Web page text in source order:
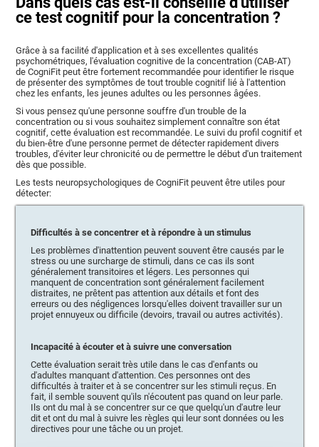
ce test cognitif pour la concentration ?
Grâce à sa facilité d'application et à ses excellentes qualités
psychométriques, l'évaluation cognitive de la concentration (CAB-AT)
de CogniFit peut être fortement recommandée pour identifier le risque
de présenter des symptômes de tout trouble cognitif lié à l'attention
chez les enfants, les jeunes adultes ou les personnes âgées.
Si vous pensez qu'une personne souffre d'un trouble de la
concentration ou si vous souhaitez simplement connaître son état
cognitif, cette évaluation est recommandée. Le suivi du profil cognitif et
du bien-être d'une personne permet de détecter rapidement divers
troubles, d'éviter leur chronicité ou de permettre le début d'un traitement
dès que possible.
Les tests neuropsychologiques de CogniFit peuvent être utiles pour
détecter:
Difficultés à se concentrer et à répondre à un stimulus
Les problèmes d'inattention peuvent souvent être causés par le
stress ou une surcharge de stimuli, dans ce cas ils sont
généralement transitoires et légers. Les personnes qui
manquent de concentration sont généralement facilement
distraites, ne prêtent pas attention aux détails et font des
erreurs ou des négligences lorsqu'elles doivent travailler sur un
projet ennuyeux ou difficile (devoirs, travail ou autres activités).
Incapacité à écouter et à suivre une conversation
Cette évaluation serait très utile dans le cas d'enfants ou
d'adultes manquant d'attention. Ces personnes ont des
difficultés à traiter et à se concentrer sur les stimuli reçus. En
fait, il semble souvent qu'ils n'écoutent pas quand on leur parle.
Ils ont du mal à se concentrer sur ce que quelqu'un d'autre leur
dit et ont du mal à suivre les règles qui leur sont données ou les
directives pour une tâche ou un projet.